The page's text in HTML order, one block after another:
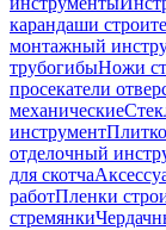
карандаши
монтажный
трубогибыНожи
просекатели
механические
инструмент
отделочный
для скотча
работПленки
стремянки